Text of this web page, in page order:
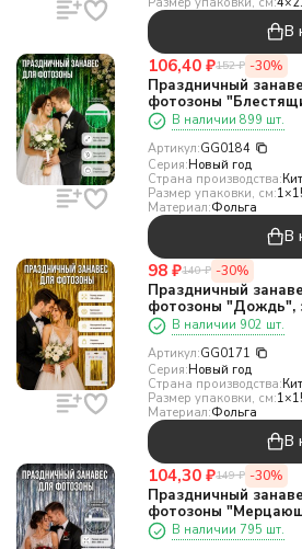
В
106,40 ₽152 ₽ -30%
Праздничный
фотозоны
(100*200 см)
В наличии 899 шт.
Артикул:GG0184
Серия:Новый год
Страна производства:
Размер упаковки, см:
Материал:Фольга
В
98 ₽140 ₽ -30%
Праздничный
фотозоны "Дождь",
см) В наличии 902 шт.
Артикул:GG0171
Серия:Новый год
Страна производства:
Размер упаковки, см:
Материал:Фольга
В
104,30 ₽149 ₽ -30%
Праздничный
фотозоны
серый (100*200 см)
В наличии 795 шт.